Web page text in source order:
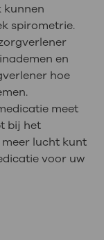
kunnen
spirometrie.
en
hoe
meet
bij het
lucht kunt
voor uw